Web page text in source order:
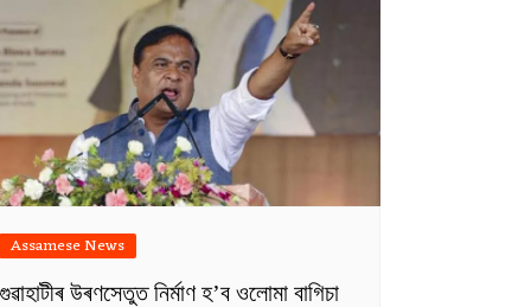
Assamese News
উৰণসেতুত নিৰ্মাণ হ’ব ওলোমা বাগিচা